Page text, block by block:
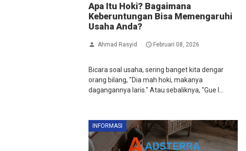
Apa Itu Hoki? Bagaimana
Keberuntungan Bisa Memengaruhi
Usaha Anda?
Ahmad Rasyid Februari 08, 2026
Bicara soal usaha, sering banget kita dengar
orang bilang, "Dia mah hoki, makanya
dagangannya laris." Atau sebaliknya, "Gue l...
INFORMASI